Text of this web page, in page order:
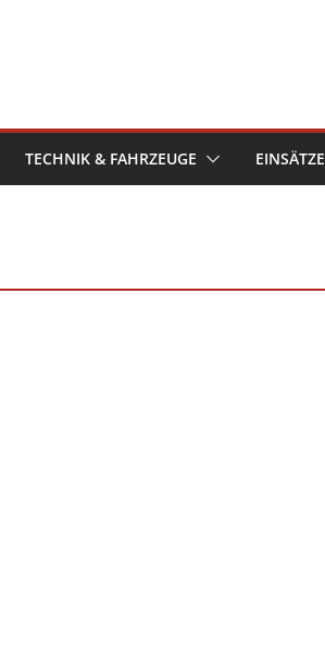
TECHNIK & FAHRZEUGE EINSÄTZE